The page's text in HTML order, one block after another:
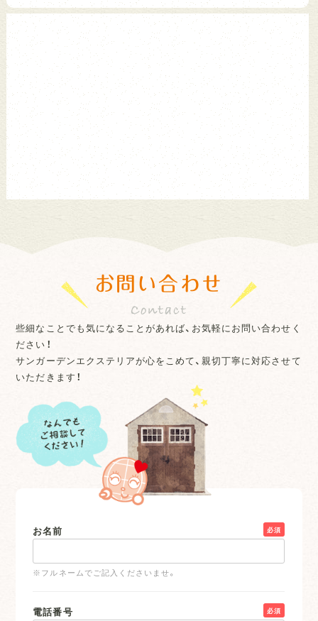
お問い合わせ
些細なことでも気になることがあれば、お気軽にお問い合わせく
ださい！
サンガーデンエクステリアが心をこめて、親切丁寧に対応させて
いただきます！
お名前 必須
※フルネームでご記入くださいませ。
電話番号 必須